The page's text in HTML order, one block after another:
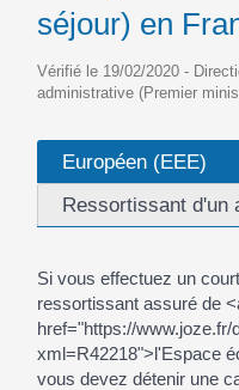
séjour) en
Vérifié le 19/02/2020 -
administrative (Premier
Européen (EEE)
Ressortissant d'un
Si vous effectuez un
ressortissant assuré de
href="https://
xml=R42218">l'Espace
vous devez détenir une